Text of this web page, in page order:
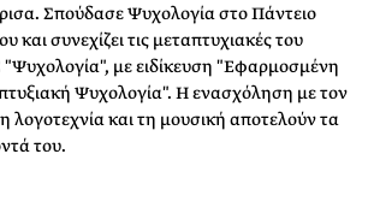
Σπούδασε Ψυχολογία στο Πάντειο
και συνεχίζει τις μεταπτυχιακές του
με ειδίκευση "Εφαρμοσμένη
Ψυχολογία". H ενασχόληση με τον
λογοτεχνία και τη μουσική αποτελούν τα
του.